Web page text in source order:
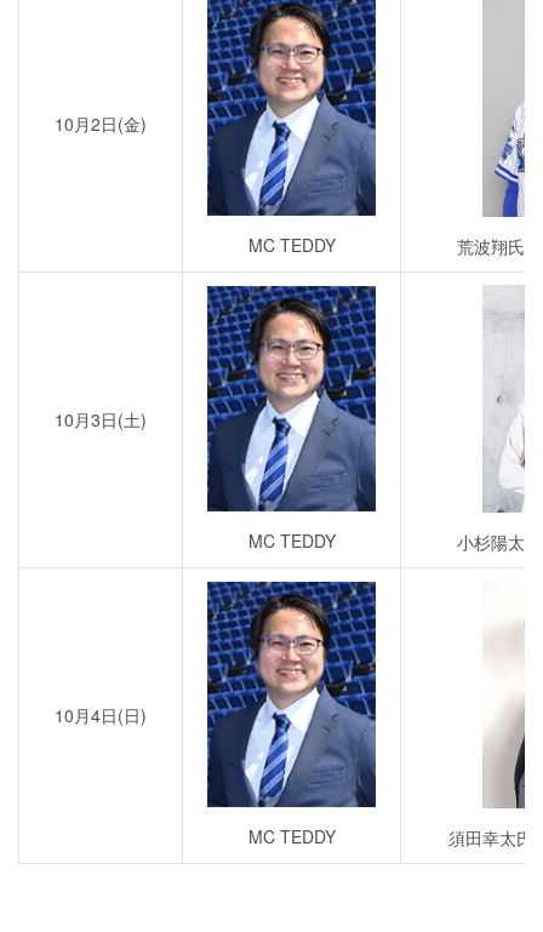
10月2日(金)
MC TEDDY 荒波翔氏×
10月3日(土)
MC TEDDY 小杉陽太
10月4日(日)
MC TEDDY 須田幸太氏